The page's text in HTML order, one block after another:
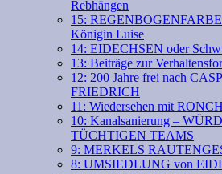
Rebhängen
15:
Königin Luise
14: EIDECHSEN oder
13: Beiträge zur
12: 200 Jahre frei nach
FRIEDRICH
11: Wiedersehen mit
10: Kanalsanierung –
TÜCHTIGEN TEAMS
9: MERKELS
8: UMSIEDLUNG von